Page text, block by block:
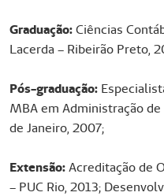
​​​​​​​Graduação:Ciências
Lacerda – Ribeirão Preto,
Pós-graduação:
MBA em Administração de
de Janeiro, 2007;
Extensão:Acreditação de
– PUC Rio, 2013;